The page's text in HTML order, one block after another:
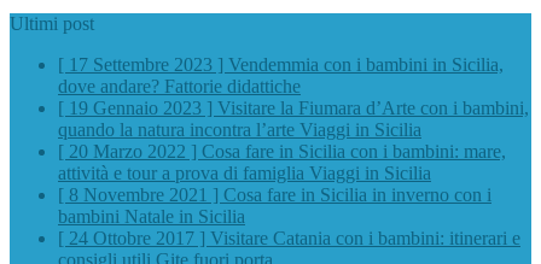
Ultimi post
[ 17 Settembre 2023 ] Vendemmia con i bambini in Sicilia,
dove andare? Fattorie didattiche
[ 19 Gennaio 2023 ] Visitare la Fiumara d’Arte con i bambini,
quando la natura incontra l’arte Viaggi in Sicilia
[ 20 Marzo 2022 ] Cosa fare in Sicilia con i bambini: mare,
attività e tour a prova di famiglia Viaggi in Sicilia
[ 8 Novembre 2021 ] Cosa fare in Sicilia in inverno con i
bambini Natale in Sicilia
[ 24 Ottobre 2017 ] Visitare Catania con i bambini: itinerari e
consigli utili Gite fuori porta